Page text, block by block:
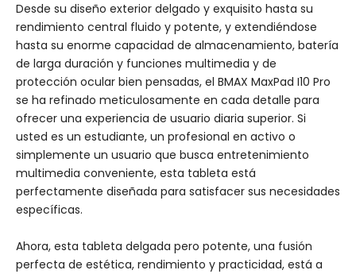
Desde su diseño exterior delgado y exquisito hasta su
rendimiento central fluido y potente, y extendiéndose
hasta su enorme capacidad de almacenamiento, batería
de larga duración y funciones multimedia y de
protección ocular bien pensadas, el BMAX MaxPad I10 Pro
se ha refinado meticulosamente en cada detalle para
ofrecer una experiencia de usuario diaria superior. Si
usted es un estudiante, un profesional en activo o
simplemente un usuario que busca entretenimiento
multimedia conveniente, esta tableta está
perfectamente diseñada para satisfacer sus necesidades
específicas.
Ahora, esta tableta delgada pero potente, una fusión
perfecta de estética, rendimiento y practicidad, está a